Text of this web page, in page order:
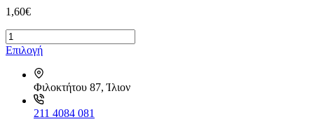
1,60€
Δαχτυλήθρα
Prym
ραβδωτή
ποσότητα
ΕπιλογήΑυτό
προϊόν
έχει
πολλαπλές
παραλλαγές.
Φιλοκτήτου 87, Ίλιον
211 4084 081